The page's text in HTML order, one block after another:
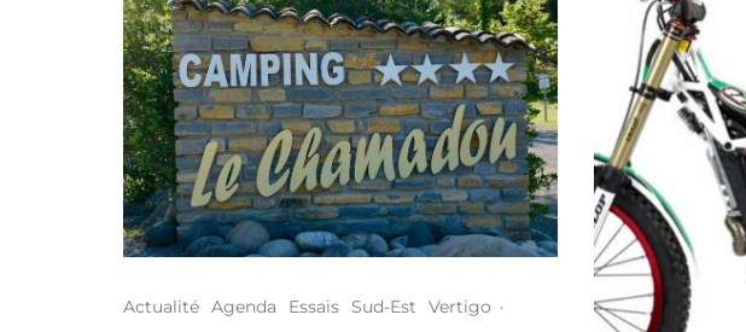
Actualité Agenda Essais Sud-Est Vertigo ·